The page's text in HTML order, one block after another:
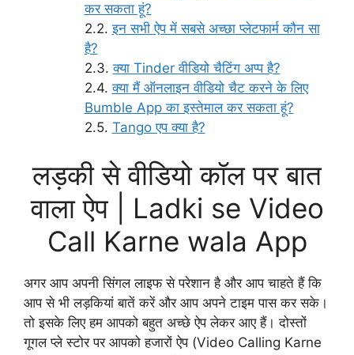
कर सकता हूं?
इन सभी ऐप में सबसे अच्छा प्लेटफार्म कौन सा
है?
क्या Tinder वीडियो चैटिंग अप्प है?
क्या मैं ऑनलाइन वीडियो चैट करने के लिए
Bumble App का इस्तेमाल कर सकता हूं?
Tango एप क्या है?
लड़की से वीडियो कॉल पर बात
वाला ऐप | Ladki se Video
Call Karne wala App
अगर आप अपनी सिंगल लाइफ से परेशान है और आप चाहते हैं कि
आप से भी लड़कियां बातें करें और आप अपने टाइम पास कर सके।
तो इसके लिए हम आपको बहुत अच्छे ऐप लेकर आए हैं। दोस्तों
गूगल प्ले स्टोर पर आपको हजारों ऐप (Video Calling Karne